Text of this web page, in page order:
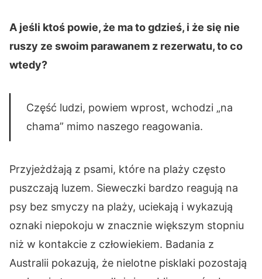
A jeśli ktoś powie, że ma to gdzieś, i że się nie
ruszy ze swoim parawanem z rezerwatu, to co
wtedy?
Część ludzi, powiem wprost, wchodzi „na
chama” mimo naszego reagowania.
Przyjeżdżają z psami, które na plaży często
puszczają luzem. Sieweczki bardzo reagują na
psy bez smyczy na plaży, uciekają i wykazują
oznaki niepokoju w znacznie większym stopniu
niż w kontakcie z człowiekiem. Badania z
Australii pokazują, że nielotne pisklaki pozostają